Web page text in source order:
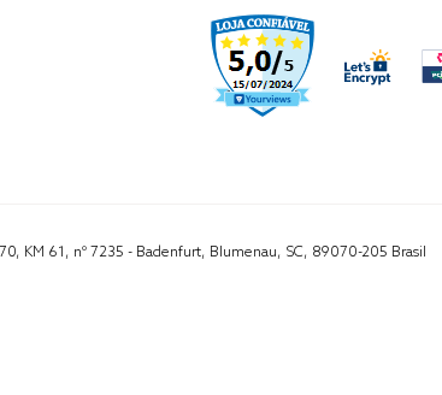
KM 61, nº 7235 - Badenfurt, Blumenau, SC, 89070-205 Brasil